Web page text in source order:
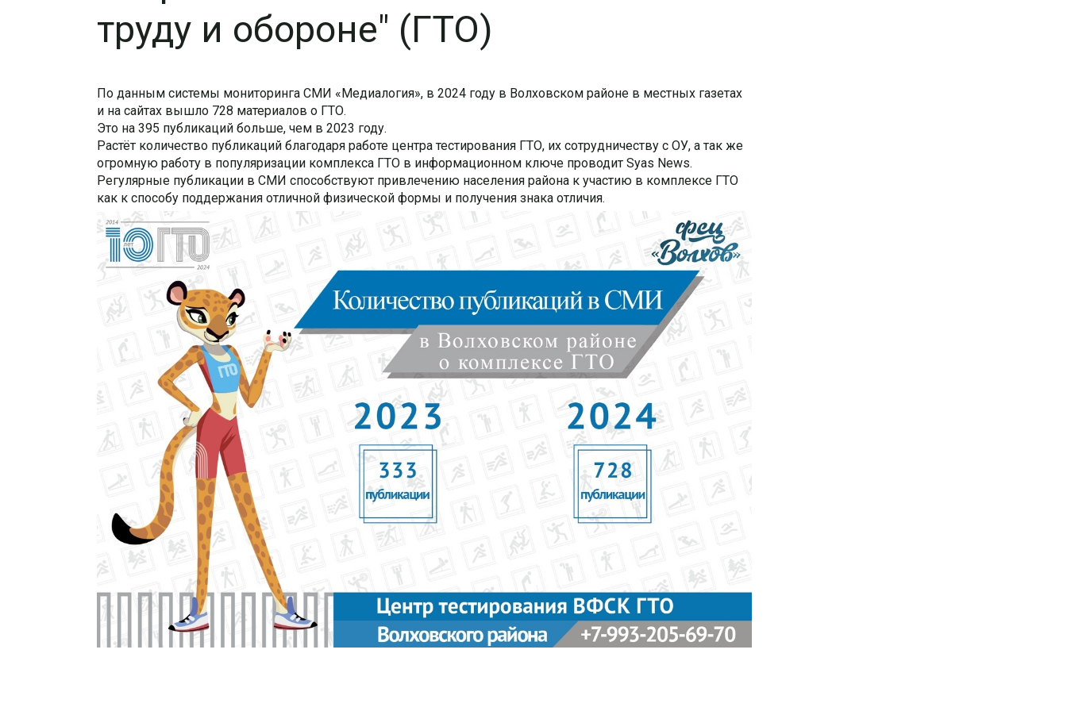
труду и обороне" (ГТО)
По данным системы мониторинга СМИ «Медиалогия», в 2024 году в Волховском районе в местных газетах
и на сайтах вышло 728 материалов о ГТО.
Это на 395 публикаций больше, чем в 2023 году.
Растёт количество публикаций благодаря работе центра тестирования ГТО, их сотрудничеству с ОУ, а так же
огромную работу в популяризации комплекса ГТО в информационном ключе проводит Syas News.
Регулярные публикации в СМИ способствуют привлечению населения района к участию в комплексе ГТО
как к способу поддержания отличной физической формы и получения знака отличия.